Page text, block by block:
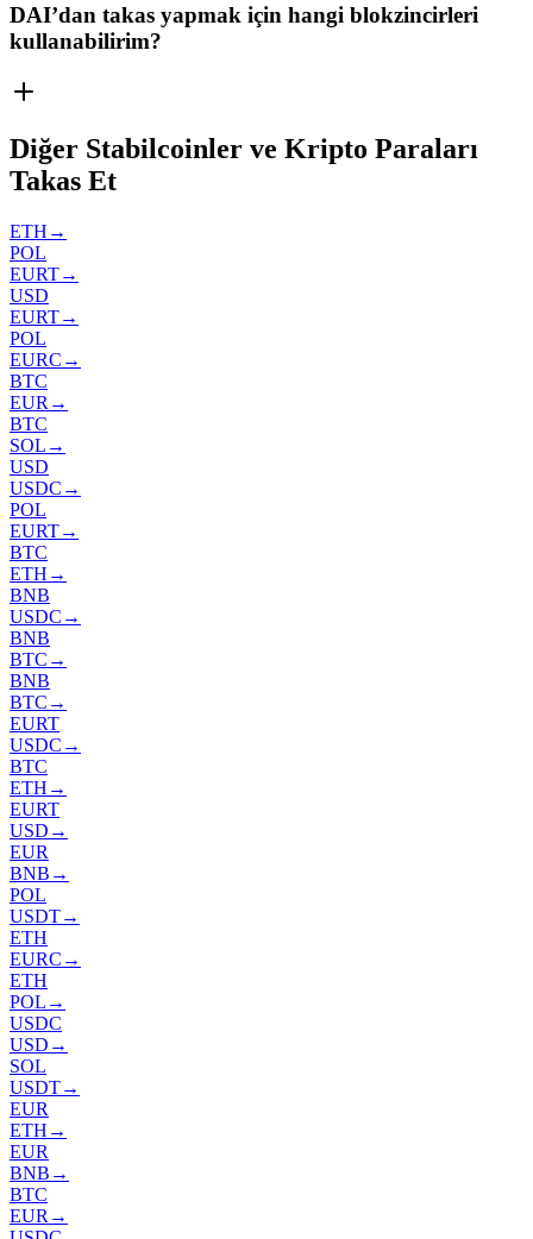
DAI’dan takas yapmak için hangi blokzincirleri
kullanabilirim?
Diğer Stabilcoinler ve Kripto Paraları
Takas Et
ETH →
POL
EURT→
USD
EURT→
POL
EURC →
BTC
EUR →
BTC
SOL →
USD
USDC →
POL
EURT→
BTC
ETH →
BNB
USDC →
BNB
BTC →
BNB
BTC →
EURT
USDC →
BTC
ETH →
EURT
USD →
EUR
BNB →
POL
USDT→
ETH
EURC →
ETH
POL →
USDC
USD →
SOL
USDT→
EUR
ETH →
EUR
BNB →
BTC
EUR →